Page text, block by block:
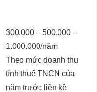
300.000 – 500.000 –
1.000.000/năm
Theo mức doanh thu
tính thuế TNCN của
năm trước liền kề